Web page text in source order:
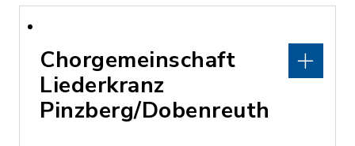
Chorgemeinschaft
Liederkranz
Pinzberg/Dobenreuth